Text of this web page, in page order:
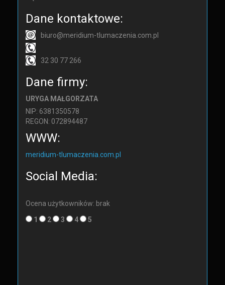
Dane kontaktowe:
biuro@meridium-tlumaczenia.com.pl
32 30 77 266
Dane firmy:
URYGA MAŁGORZATA
NIP: 6381350578
REGON: 072894487
WWW:
meridium-tlumaczenia.com.pl
Social Media:
Ocena użytkowników: brak
1
2 3 4 5